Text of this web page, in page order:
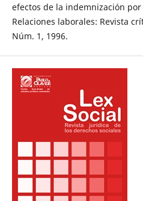
efectos de la indemnización
Relaciones laborales: Revista
Núm. 1, 1996.